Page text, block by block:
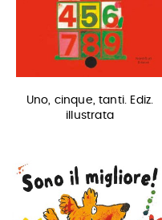
Uno, cinque, tanti. Ediz.
illustrata